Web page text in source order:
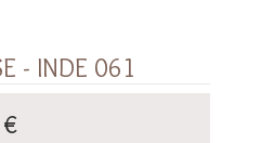
- INDE 061